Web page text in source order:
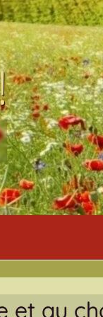
et au